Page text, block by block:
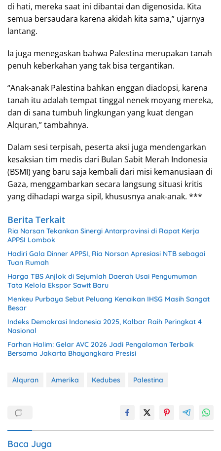
di hati, mereka saat ini dibantai dan digenosida. Kita
semua bersaudara karena akidah kita sama,” ujarnya
lantang.
Ia juga menegaskan bahwa Palestina merupakan tanah
penuh keberkahan yang tak bisa tergantikan.
“Anak-anak Palestina bahkan enggan diadopsi, karena
tanah itu adalah tempat tinggal nenek moyang mereka,
dan di sana tumbuh lingkungan yang kuat dengan
Alquran,” tambahnya.
Dalam sesi terpisah, peserta aksi juga mendengarkan
kesaksian tim medis dari Bulan Sabit Merah Indonesia
(BSMI) yang baru saja kembali dari misi kemanusiaan di
Gaza, menggambarkan secara langsung situasi kritis
yang dihadapi warga sipil, khususnya anak-anak. ***
Berita Terkait
Ria Norsan Tekankan Sinergi Antarprovinsi di Rapat Kerja
APPSI Lombok
Hadiri Gala Dinner APPSI, Ria Norsan Apresiasi NTB sebagai
Tuan Rumah
Harga TBS Anjlok di Sejumlah Daerah Usai Pengumuman
Tata Kelola Ekspor Sawit Baru
Menkeu Purbaya Sebut Peluang Kenaikan IHSG Masih Sangat
Besar
Indeks Demokrasi Indonesia 2025, Kalbar Raih Peringkat 4
Nasional
Farhan Halim: Gelar AVC 2026 Jadi Pengalaman Terbaik
Bersama Jakarta Bhayangkara Presisi
Alquran Amerika Kedubes Palestina
Baca Juga